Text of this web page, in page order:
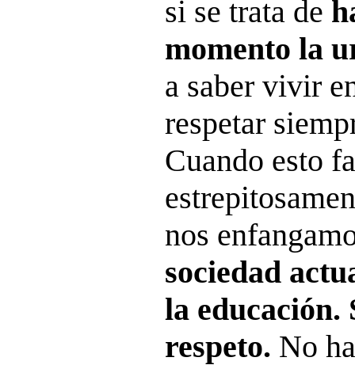
si se trata de
momento la
a saber vivir
respetar
Cuando esto
nos
sociedad
la educación.
respeto. No